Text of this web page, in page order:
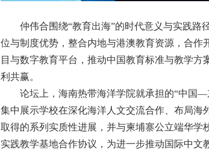
仲伟合围绕“教育出海”的时代意义与实践路
位与制度优势，整合内地与港澳教育资源，合作
目与数字教育平台，推动中国教育标准与教学方
利共赢。
论坛上，海南热带海洋学院就承担的“中国—
集中展示学校在深化海洋人文交流合作、布局海
取得的系列实质性进展，并与柬埔寨公立端华学
实践教学基地合作协议，为进一步推动国际中文